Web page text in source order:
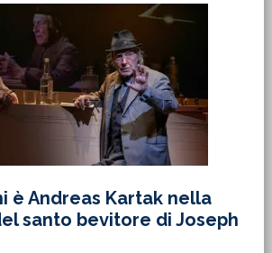
è Andreas Kartak nella
santo bevitore di Joseph